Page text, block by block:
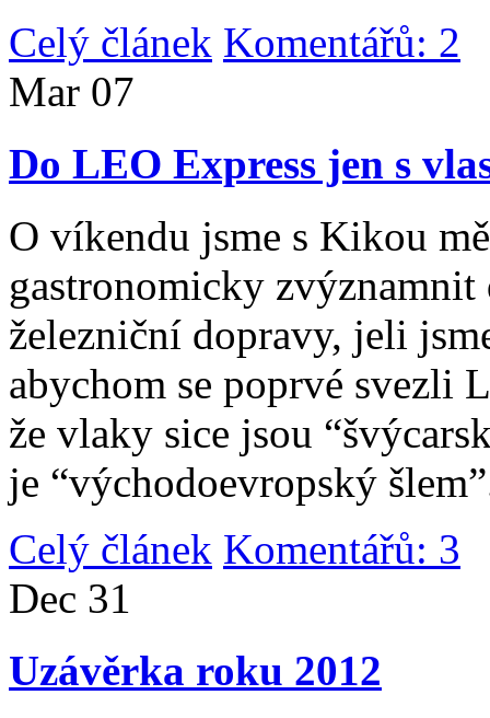
Celý článek Komentářů: 2
Mar 07
Do LEO Express jen s
O víkendu jsme s Kikou
gastronomicky
železniční dopravy, jeli
abychom se poprvé svezli
že vlaky sice jsou
je “východoevropský
Celý článek Komentářů: 3
Dec 31
Uzávěrka roku 2012